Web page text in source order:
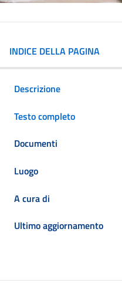
INDICE DELLA PAGINA
Descrizione
Testo completo
Documenti
Luogo
A cura di
Ultimo aggiornamento